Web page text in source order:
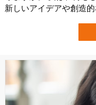
新しいアイデアや創造
DMN）という仕組みが
とときが、どのように